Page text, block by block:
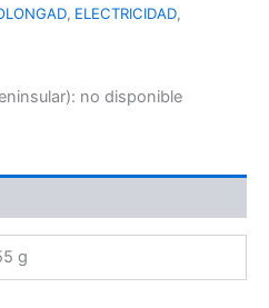
, ELECTRICIDAD,
no disponible
g